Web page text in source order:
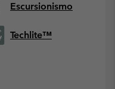
Escursionismo
Techlite™